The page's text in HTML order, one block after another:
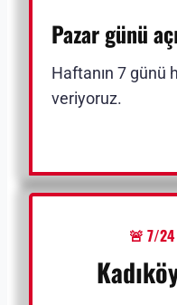
Pazar günü
Haftanın 7 günü
veriyoruz.
🚨 7/24